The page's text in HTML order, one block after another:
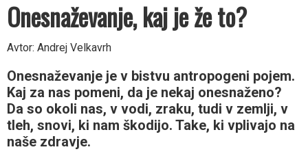
Onesnaževanje, kaj je že to?
Avtor: Andrej Velkavrh
Onesnaževanje je v bistvu antropogeni pojem.
Kaj za nas pomeni, da je nekaj onesnaženo?
Da so okoli nas, v vodi, zraku, tudi v zemlji, v
tleh, snovi, ki nam škodijo. Take, ki vplivajo na
naše zdravje.